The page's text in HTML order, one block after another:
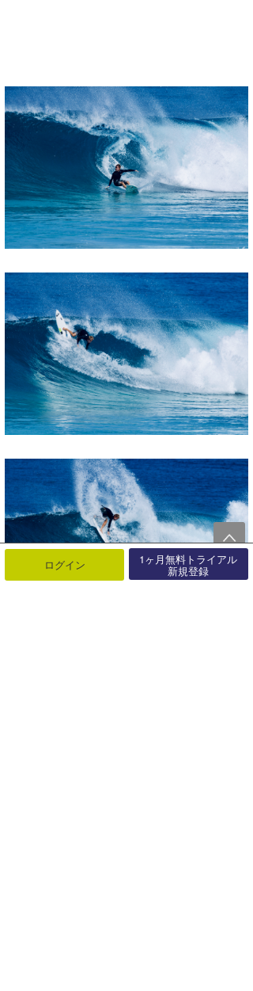
ログイン 1ヶ月無料トライアル
新規登録